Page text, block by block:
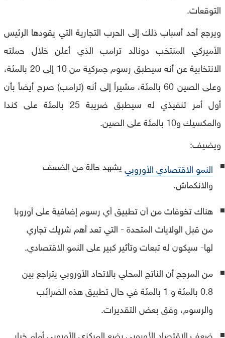
التوقعات.
ويرجع أحد أسباب ذلك إلى الحرب التجارية التي يقودها الرئيس
الأميركي المنتخب دونالد ترامب الذي أعلن خلال حملته
الانتخابية عن أنه سيطبق رسوم جمركية من 10 إلى 20 بالمئة،
وعلى الصين 60 بالمئة، مشيراً إلى أنه (ترامب) صرح أيضاً بأن
أول أمر تنفيذي له سيطبق ضريبة 25 بالمئة على كندا
والمكسيك و10 بالمئة على الصين.
ويضيف:
النمو الاقتصادي الأوروبييشهد حالة من الضعف
والانكماش.
هناك تخوفات من أن تطبيق أي رسوم إضافية على أوروبا
من قبل الولايات المتحدة - التي تعد أهم شريك تجاري
لها- سيكون له تبعات وتأثير كبير على النمو الاقتصادي.
من المرجح أن الناتج المحلي بالاتحاد الأوروبي يتراجع بين
0.8 بالمئة و 1 بالمئة في حال تطبيق هذه الضرائب
والرسوم، وفق بعض التقديرات.
ضعف الاقتصاد الأوروبي يضع المركزي الأوروبي أمام خيار